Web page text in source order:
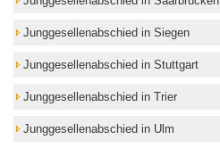
Junggesellenabschied in Siegen
Junggesellenabschied in Stuttgart
Junggesellenabschied in Trier
Junggesellenabschied in Ulm